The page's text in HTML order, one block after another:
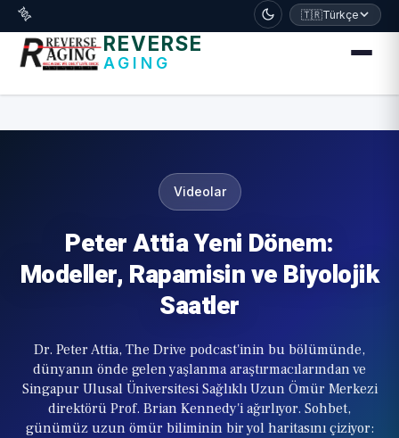
דלג לתוכן הראשי
🧬 🇹🇷Türkçe
REVERSE
AGING
Videolar
Peter Attia Yeni Dönem:
Modeller, Rapamisin ve Biyolojik
Saatler
Dr. Peter Attia, The Drive podcast'inin bu bölümünde,
dünyanın önde gelen yaşlanma araştırmacılarından ve
Singapur Ulusal Üniversitesi Sağlıklı Uzun Ömür Merkezi
direktörü Prof. Brian Kennedy'i ağırlıyor. Sohbet,
günümüz uzun ömür biliminin bir yol haritasını çiziyor: